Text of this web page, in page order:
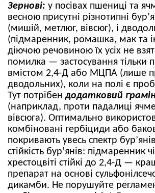
Зернові: у посівах пшениці та
весною присутні різнотипні
(мишій, метлюг, вівсюг), і
(підмаренник, ромашка, мак та
діючою речовиною їх усіх не
помилка — застосування тільки
вмістом 2,4-Д або МЦПА (лише
дводольних), коли на полі є
Тут потрібен додатковий
(наприклад, проти падалиці
вівсюга). Оптимально
комбіновані гербіциди або
покривають увесь спектр
стійкість бур’янів: підмаренник
хрестоцвіті стійкі до 2,4-Д —
препарат на основі
дикамби. Не порушуйте